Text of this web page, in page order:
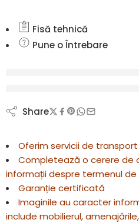
Fisă tehnică
Pune o Întrebare
Share
Oferim servicii de
Completează o cerere de
informații despre termenul de
Garanție certificată
Imaginile au caracter
include mobilierul,